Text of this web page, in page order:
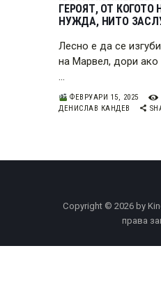
ГЕРОЯТ, ОТ
НУЖДА, НИТО
Лесно е да се
на Марвел, дори ако
…
ФЕВРУАРИ 15, 2025
ДЕНИСЛАВ КАНДЕВ
Copyright © 2026 by
права